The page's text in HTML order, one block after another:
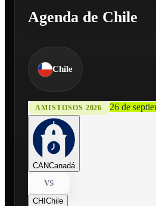
Agenda de Chile
Chile
AMISTOSOS 2026 26 de
CANCanadá
VS
CHIChile